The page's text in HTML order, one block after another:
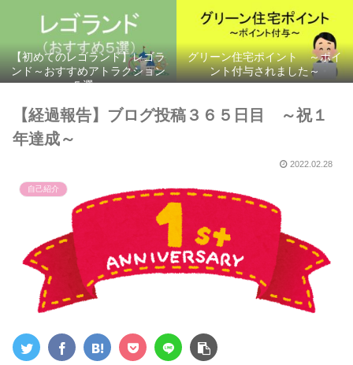
【初めてのレゴランド】レゴラ
ンド～おすすめアトラクション
５選～
グリーン住宅ポイント ～ポイ
ント付与されました～
【経過報告】ブログ投稿３６５日目 ～祝１
年達成～
2022.02.28
自己紹介